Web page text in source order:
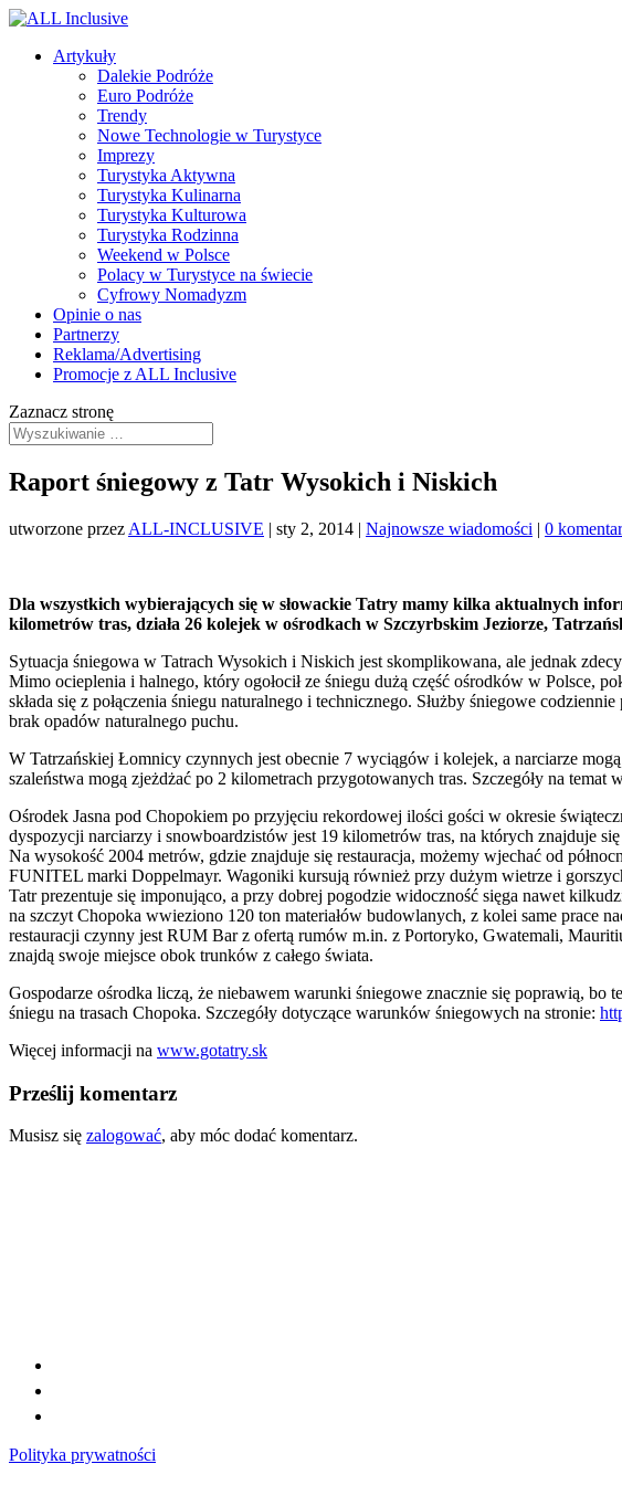
Artykuły
Dalekie Podróże
Euro Podróże
Trendy
Nowe Technologie w Turystyce
Imprezy
Turystyka Aktywna
Turystyka Kulinarna
Turystyka Kulturowa
Turystyka Rodzinna
Weekend w Polsce
Polacy w Turystyce na świecie
Cyfrowy Nomadyzm
Opinie o nas
Partnerzy
Reklama/Advertising
Promocje z ALL Inclusive
Zaznacz stronę
Raport śniegowy z Tatr Wysokich i Niskich
utworzone przez ALL-INCLUSIVE | sty 2, 2014 | Najnowsze wiadomości | 0
Dla wszystkich wybierających się w słowackie Tatry mamy kilka aktualnych
kilometrów tras, działa 26 kolejek w ośrodkach w Szczyrbskim Jeziorze,
Sytuacja śniegowa w Tatrach Wysokich i Niskich jest skomplikowana, ale jednak
Mimo ocieplenia i halnego, który ogołocił ze śniegu dużą część ośrodków w Polsce,
składa się z połączenia śniegu naturalnego i technicznego. Służby śniegowe
brak opadów naturalnego puchu.
W Tatrzańskiej Łomnicy czynnych jest obecnie 7 wyciągów i kolejek, a narciarze
szaleństwa mogą zjeżdżać po 2 kilometrach przygotowanych tras. Szczegóły na temat
Ośrodek Jasna pod Chopokiem po przyjęciu rekordowej ilości gości w okresie
dyspozycji narciarzy i snowboardzistów jest 19 kilometrów tras, na których znajduje
Na wysokość 2004 metrów, gdzie znajduje się restauracja, możemy wjechać od
FUNITEL marki Doppelmayr. Wagoniki kursują również przy dużym wietrze i
Tatr prezentuje się imponująco, a przy dobrej pogodzie widoczność sięga nawet
na szczyt Chopoka wwieziono 120 ton materiałów budowlanych, z kolei same prace
restauracji czynny jest RUM Bar z ofertą rumów m.in. z Portoryko, Gwatemali,
znajdą swoje miejsce obok trunków z całego świata.
Gospodarze ośrodka liczą, że niebawem warunki śniegowe znacznie się poprawią,
śniegu na trasach Chopoka. Szczegóły dotyczące warunków śniegowych na stronie:
Więcej informacji na www.gotatry.sk
Prześlij komentarz
Musisz się zalogować, aby móc dodać komentarz.
Polityka prywatności